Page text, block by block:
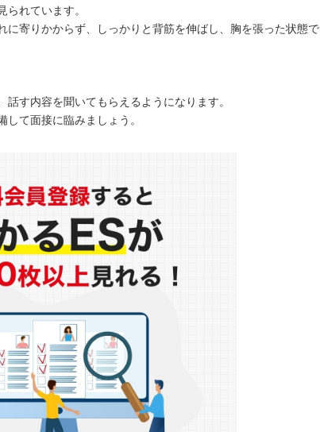
れています。
に寄りかからず、しっかりと背筋を伸ばし、胸を張った状態で
す内容を聞いてもらえるようになります。
て面接に臨みましょう。